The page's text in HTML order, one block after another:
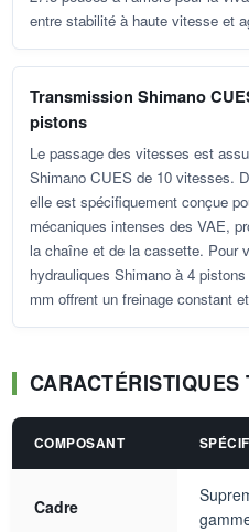
entre stabilité à haute vitesse et
Transmission Shimano
pistons
Le passage des vitesses est
Shimano CUES de 10 vitesses.
elle est spécifiquement conçue
mécaniques intenses des VAE,
la chaîne et de la cassette. Pour
hydrauliques Shimano à 4
mm offrent un freinage constant
CARACTÉRISTIQUES
COMPOSANT
Cadre